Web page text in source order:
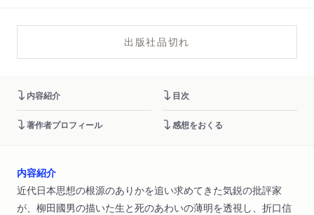
出版社品切れ
内容紹介 目次
著作者プロフィール 感想をおくる
内容紹介
近代日本思想の根源のありかを追い求めてきた気鋭の批評家
が、柳田國男の描いた生と死のあわいの薄明を透視し、折口信